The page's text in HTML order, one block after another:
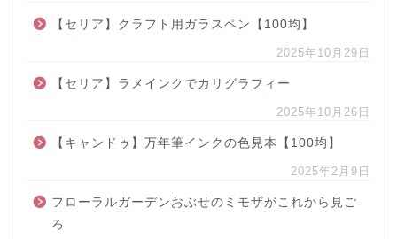
【セリア】クラフト用ガラスペン【100均】
2025年10月29日
【セリア】ラメインクでカリグラフィー
2025年10月26日
【キャンドゥ】万年筆インクの色見本【100均】
2025年2月9日
フローラルガーデンおぶせのミモザがこれから見ご
ろ